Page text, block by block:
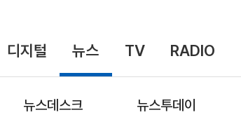
디지털 뉴스 TV RADIO
뉴스데스크 뉴스투데이